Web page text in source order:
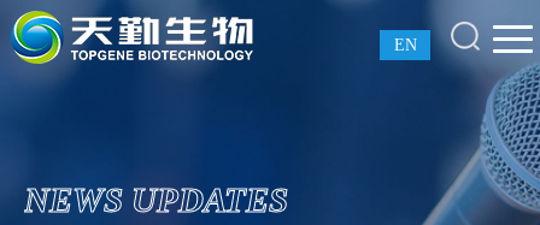
EN
NEWS UPDATES